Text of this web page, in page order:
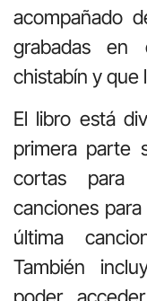
acompañado
grabadas en
chistabín y que
El libro está
primera parte
cortas para
canciones
última
También